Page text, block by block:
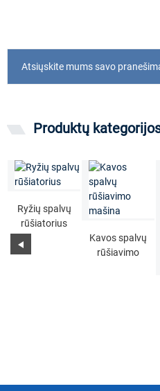
Atsiųskite mums savo
Produktų
Ryžių spalvų
rūšiatorius
Kavos spalvų
rūšiavimo